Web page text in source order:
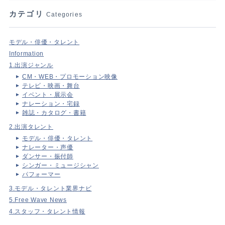
カテゴリ Categories
モデル・俳優・タレント
Information
1.出演ジャンル
CM・WEB・プロモーション映像
テレビ・映画・舞台
イベント・展示会
ナレーション・宅録
雑誌・カタログ・書籍
2.出演タレント
モデル・俳優・タレント
ナレーター・声優
ダンサー・振付師
シンガー・ミュージシャン
パフォーマー
3.モデル・タレント業界ナビ
5.Free Wave News
4.スタッフ・タレント情報